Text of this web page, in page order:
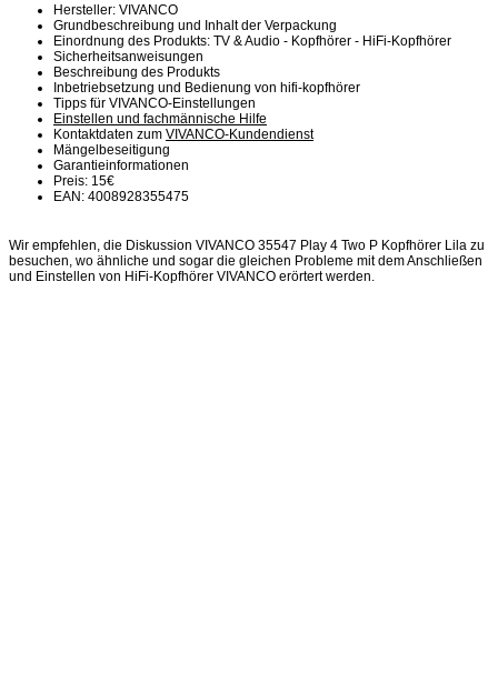
Hersteller: VIVANCO
Grundbeschreibung und Inhalt der Verpackung
Einordnung des Produkts: TV & Audio - Kopfhörer - HiFi-Kopfhörer
Sicherheitsanweisungen
Beschreibung des Produkts
Inbetriebsetzung und Bedienung von hifi-kopfhörer
Tipps für VIVANCO-Einstellungen
Einstellen und fachmännische Hilfe
Kontaktdaten zum VIVANCO-Kundendienst
Mängelbeseitigung
Garantieinformationen
Preis: 15€
EAN: 4008928355475
Wir empfehlen, die Diskussion VIVANCO 35547 Play 4 Two P Kopfhörer Lila zu
besuchen, wo ähnliche und sogar die gleichen Probleme mit dem Anschließen
und Einstellen von HiFi-Kopfhörer VIVANCO erörtert werden.